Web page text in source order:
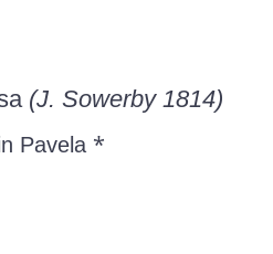
(J. Sowerby 1814)
Pavela *